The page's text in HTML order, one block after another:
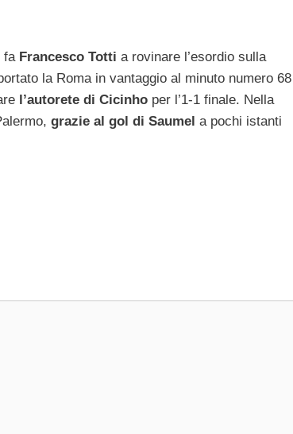
fa Francesco Totti a rovinare l’esordio sulla
la Roma in vantaggio al minuto numero 68
l’autorete di Cicinho per l’1-1 finale. Nella
grazie al gol di Saumel a pochi istanti